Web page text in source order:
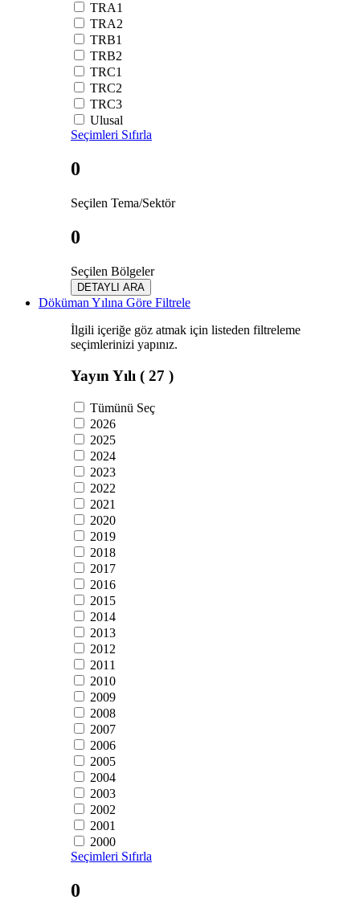
TRA1
TRA2
TRB1
TRB2
TRC1
TRC2
TRC3
Ulusal
Seçimleri Sıfırla
0
Seçilen Tema/Sektör
0
Seçilen Bölgeler
DETAYLI ARA
Döküman Yılına Göre Filtrele
İlgili içeriğe göz atmak için listeden filtreleme
seçimlerinizi yapınız.
Yayın Yılı ( 27 )
Tümünü Seç
2026
2025
2024
2023
2022
2021
2020
2019
2018
2017
2016
2015
2014
2013
2012
2011
2010
2009
2008
2007
2006
2005
2004
2003
2002
2001
2000
Seçimleri Sıfırla
0